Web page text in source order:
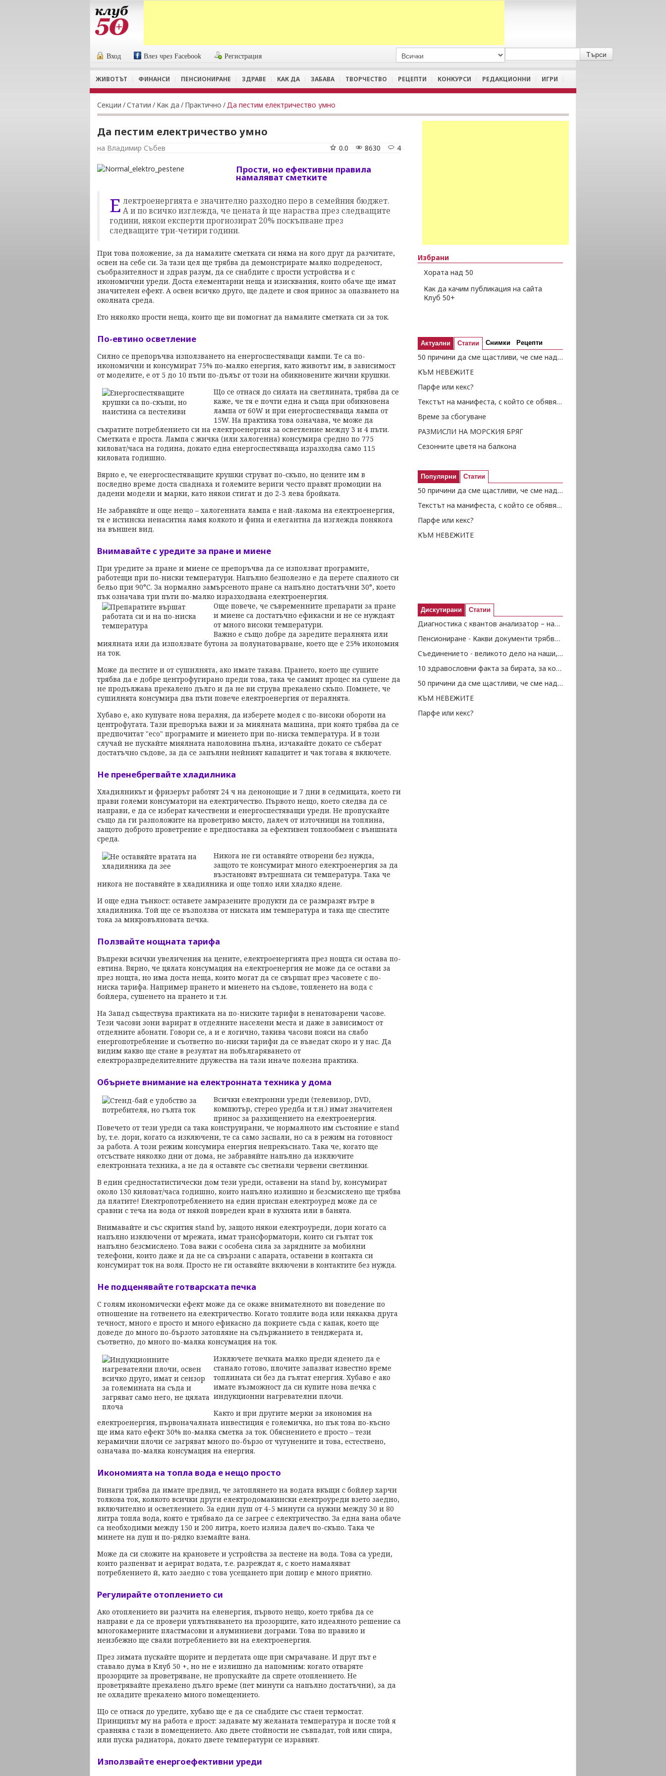
Вход Влез чрез Facebook Регистрация
ЖИВОТЪТ ФИНАНСИ ПЕНСИОНИРАНЕ ЗДРАВЕ КАК ДА ЗАБАВА ТВОРЧЕСТВО РЕЦЕПТИ КОНКУРСИ РЕДАКЦИОННИ ИГРИ
Секции /Статии / Как да / Практично /Да пестим електричество умно
Да пестим електричество умно
на Владимир Събев 4
8630
0.0
Прости, но ефективни правила
намаляват сметките
Е лектроенергията е значително разходно перо в семейния бюджет.
А и по всичко изглежда, че цената ѝ ще нараства през следващите
години, някои експерти прогнозират 20% поскъпване през
следващите три-четири години.
При това положение, за да намалите сметката си няма на кого друг да разчитате,
освен на себе си. За тази цел ще трябва да демонстрирате малко подреденост,
съобразителност и здрав разум, да се снабдите с прости устройства и с
икономични уреди. Доста елементарни неща и изисквания, които обаче ще имат
значителен ефект. А освен всичко друго, ще дадете и своя принос за опазването на
околната среда.
Ето няколко прости неща, които ще ви помогнат да намалите сметката си за ток.
По-евтино осветление
Силно се препоръчва използването на енергоспестяващи лампи. Те са по-
икономични и консумират 75% по-малко енергия, като животът им, в зависимост
от моделите, е от 5 до 10 пъти по-дълъг от този на обикновените жични крушки.
Що се отнася до силата на светлината, трябва да се
каже, че тя е почти една и съща при обикновена
лампа от 60W и при енергоспестяваща лампа от
15W. На практика това означава, че може да
съкратите потреблението си на електроенергия за осветление между 3 и 4 пъти.
Сметката е проста. Лампа с жичка (или халогенна) консумира средно по 775
киловат/часа на година, докато една енергоспестяваща изразходва само 115
киловата годишно.
Вярно е, че енергоспестяващите крушки струват по-скъпо, но цените им в
последно време доста спаднаха и големите вериги често правят промоции на
дадени модели и марки, като някои стигат и до 2-3 лева бройката.
Не забравяйте и още нещо – халогенната лампа е най-лакома на електроенергия,
тя е истинска ненаситна ламя колкото и фина и елегантна да изглежда понякога
на външен вид.
Внимавайте с уредите за пране и миене
При уредите за пране и миене се препоръчва да се използват програмите,
работещи при по-ниски температури. Напълно безполезно е да перете спалното си
бельо при 90°C. За нормално замърсеното пране са напълно достатъчни 30°, което
пък означава три пъти по-малко изразходвана електроенергия.
Още повече, че съвременните препарати за пране
и миене са достатъчно ефикасни и не се нуждаят
от много високи температури.
Важно е също добре да заредите пералнята или
миялната или да използвате бутона за полунатоварване, което ще е 25% икономия
на ток.
Може да пестите и от сушилнята, ако имате такава. Прането, което ще сушите
трябва да е добре центрофугирано преди това, така че самият процес на сушене да
не продължава прекалено дълго и да не ви струва прекалено скъпо. Помнете, че
сушилнята консумира два пъти повече електроенергия от пералнята.
Хубаво е, ако купувате нова пералня, да изберете модел с по-високи обороти на
центрофугата. Тази препоръка важи и за миялната машина, при която трябва да се
предпочитат "еco" програмите и миенето при по-ниска температура. И в този
случай не пускайте миялната наполовина пълна, изчакайте докато се съберат
достатъчно съдове, за да се запълни нейният капацитет и чак тогава я включете.
Не пренебрегвайте хладилника
Хладилникът и фризерът работят 24 ч на денонощие и 7 дни в седмицата, което ги
прави големи консуматори на електричество. Първото нещо, което следва да се
направи, е да се изберат качествени и енергоспестяващи уреди. Не пропускайте
също да ги разположите на проветриво място, далеч от източници на топлина,
защото доброто проветрение е предпоставка за ефективен топлообмен с външната
среда.
Никога не ги оставяйте отворени без нужда,
защото те консумират много електроенергия за да
възстановят вътрешната си температура. Така че
никога не поставяйте в хладилника и още топло или хладко ядене.
И още една тънкост: оставете замразените продукти да се размразят вътре в
хладилника. Той ще се възползва от ниската им температура и така ще спестите
тока за микровълновата печка.
Ползвайте нощната тарифа
Въпреки всички увеличения на цените, електроенергията през нощта си остава по-
евтина. Вярно, че цялата консумация на електроенергия не може да се остави за
през нощта, но има доста неща, които могат да се свършат през часовете с по-
ниска тарифа. Например прането и миенето на съдове, топленето на вода с
бойлера, сушенето на прането и т.н.
На Запад съществува практиката на по-ниските тарифи в ненатоварени часове.
Тези часови зони варират в отделните населени места и даже в зависимост от
отделните абонати. Говори се, а и е логично, такива часови пояси на слабо
енергопотребление и съответно по-ниски тарифи да се въведат скоро и у нас. Да
видим какво ще стане в резултат на побългаряването от
електроразпределителните дружества на тази иначе полезна практика.
Обърнете внимание на електронната техника у дома
Всички електронни уреди (телевизор, DVD,
компютър, стерео уредба и т.н.) имат значителен
принос за разхищението на електроенергия.
Повечето от тези уреди са така конструирани, че нормалното им състояние е stand
by, т.е. дори, когато са изключени, те са само заспали, но са в режим на готовност
за работа. А този режим консумира енергия непрекъснато. Така че, когато ще
отсъствате няколко дни от дома, не забравяйте напълно да изключите
електронната техника, а не да я оставяте със светнали червени светлинки.
В един средностатистически дом тези уреди, оставени на stand by, консумират
около 130 киловат/часа годишно, които напълно излишно и безсмислено ще трябва
да платите! Електропотреблението на един приспан електроуред може да се
сравни с теча на вода от някой повреден кран в кухнята или в банята.
Внимавайте и със скрития stand by, защото някои електроуреди, дори когато са
напълно изключени от мрежата, имат трансформатори, които си гълтат ток
напълно безсмислено. Това важи с особена сила за зарядните за мобилни
телефони, които даже и да не са свързани с апарата, оставени в контакта си
консумират ток на воля. Просто не ги оставяйте включени в контактите без нужда.
Не подценявайте готварската печка
С голям икономически ефект може да се окаже внимателното ви поведение по
отношение на готвенето на електричество. Когато топлите вода или някаква друга
течност, много е просто и много ефикасно да покриете съда с капак, което ще
доведе до много по-бързото затопляне на съдържанието в тенджерата и,
съответно, до много по-малка консумация на ток.
Изключете печката малко преди яденето да е
станало готово, плочите запазват известно време
топлината си без да гълтат енергия. Хубаво е ако
имате възможност да си купите нова печка с
индукционни нагревателни плочи.
Както и при другите мерки за икономия на
електроенергия, първоначалната инвестиция е големичка, но пък това по-късно
ще има като ефект 30% по-малка сметка за ток. Обяснението е просто – тези
керамични плочи се загряват много по-бързо от чугунените и това, естествено,
означава по-малка консумация на енергия.
Икономията на топла вода е нещо просто
Винаги трябва да имате предвид, че затоплянето на водата вкъщи с бойлер харчи
толкова ток, колкото всички други електродомакински електроуреди взето заедно,
включително и осветлението. За един душ от 4-5 минути са нужни между 30 и 80
литра топла вода, която е трябвало да се загрее с електричество. За една вана обаче
са необходими между 150 и 200 литра, което излиза далеч по-скъпо. Така че
минете на душ и по-рядко вземайте вана.
Може да си сложите на крановете и устройства за пестене на вода. Това са уреди,
които разпенват и аерират водата, т.е. разреждат я, с което намаляват
потреблението й, като заедно с това усещането при допир е много приятно.
Регулирайте отоплението си
Ако отоплението ви разчита на еленергия, първото нещо, което трябва да се
направи е да се провери уплътняването на прозорците, като идеалното решение са
многокамерните пластмасови и алуминиеви дограми. Това по правило и
неизбежно ще свали потреблението ви на електроенергия.
През зимата пускайте щорите и пердетата още при смрачаване. И друг път е
ставало дума в Клуб 50 +, но не е излишно да напомним: когато отваряте
прозорците за проветряване, не пропускайте да спрете отоплението. Не
проветрявайте прекалено дълго време (пет минути са напълно достатъчни), за да
не охладите прекалено много помещението.
Що се отнася до уредите, хубаво ще е да се снабдите със стаен термостат.
Принципът му на работа е прост: задавате му желаната температура и после той я
сравнява с тази в помещението. Ако двете стойности не съвпадат, той или спира,
или пуска радиатора, докато двете температури се изравнят.
Използвайте енергоефективни уреди
Избрани
Хората над 50
Как да качим публикация на сайта
Клуб 50+
Актуални Статии Снимки Рецепти
50 причини да сме щастливи, че сме над 50
КЪМ НЕВЕЖИТЕ
Парфе или кекс?
Текстът на манифеста, с който се обявява Независимостта
Време за сбогуване
РАЗМИСЛИ НА МОРСКИЯ БРЯГ
Сезонните цветя на балкона
Популярни Статии
50 причини да сме щастливи, че сме над 50
Текстът на манифеста, с който се обявява Независимостта
Парфе или кекс?
КЪМ НЕВЕЖИТЕ
Дискутирани Статии
Диагностика с квантов анализатор – наука или шарлатанство?
Пенсиониране - Какви документи трябва да представим
Съединението - великото дело на наши, български народ
10 здравословни факта за бирата, за които не подозирате
50 причини да сме щастливи, че сме над 50
КЪМ НЕВЕЖИТЕ
Парфе или кекс?